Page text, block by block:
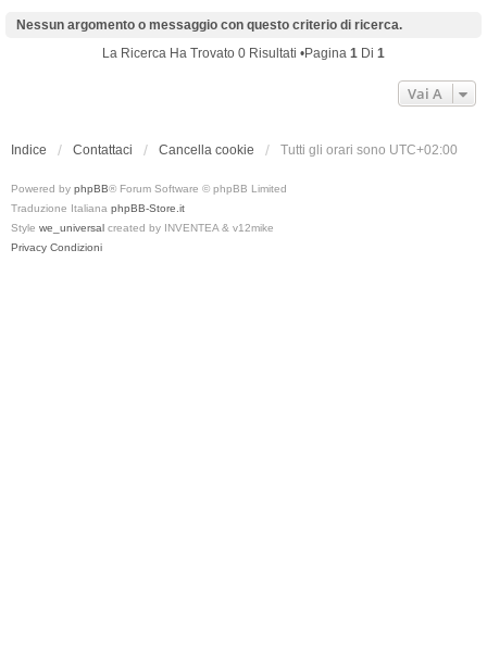
Nessun argomento o messaggio con questo criterio di ricerca.
La Ricerca Ha Trovato 0 Risultati •Pagina 1 Di 1
Vai A
Indice Contattaci Cancella cookie Tutti gli orari sono UTC+02:00
Powered by phpBB® Forum Software © phpBB Limited
Traduzione Italiana phpBB-Store.it
Style we_universal created by INVENTEA & v12mike
Privacy Condizioni